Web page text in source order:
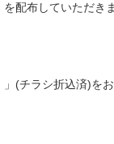
配布していただき
」(チラシ折込済)を